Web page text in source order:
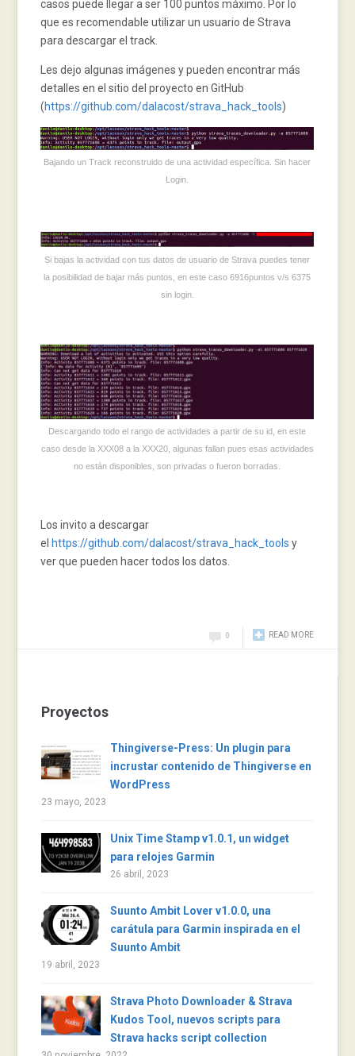
casos puede llegar a ser 100 puntos máximo. Por lo
que es recomendable utilizar un usuario de Strava
para descargar el track.
Les dejo algunas imágenes y pueden encontrar más
detalles en el sitio del proyecto en GitHub
(https://github.com/dalacost/strava_hack_tools)
Bajando un Track reconstruido de una actividad específica. Sin hacer
Login.
Si bajas la actividad con tus datos de usuario de Strava puedes tener
la posibilidad de bajar más puntos, en este caso 6916puntos v/s 6375
sin login.
Descargando todo el rango de actividades a partir de su id, en este
caso desde la XXX08 a la XXX20, algunas fallan pues esas actividades
no están disponibles, son privadas o fueron borradas.
Los invito a descargar
el https://github.com/dalacost/strava_hack_tools y
ver que pueden hacer todos los datos.
READ MORE
0
Proyectos
Thingiverse-Press: Un plugin para
incrustar contenido de Thingiverse en
WordPress
23 mayo, 2023
Unix Time Stamp v1.0.1, un widget
para relojes Garmin
26 abril, 2023
Suunto Ambit Lover v1.0.0, una
carátula para Garmin inspirada en el
Suunto Ambit
19 abril, 2023
Strava Photo Downloader & Strava
Kudos Tool, nuevos scripts para
Strava hacks script collection